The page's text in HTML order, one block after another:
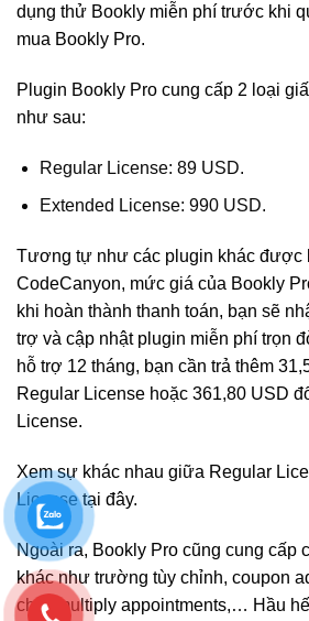
dụng thử Bookly miễn phí trước khi
mua Bookly Pro.
Plugin Bookly Pro cung cấp 2 loại
như sau:
Regular License: 89 USD.
Extended License: 990 USD.
Tương tự như các plugin khác được
CodeCanyon, mức giá của Bookly
khi hoàn thành thanh toán, bạn sẽ
trợ và cập nhật plugin miễn phí trọn
hỗ trợ 12 tháng, bạn cần trả thêm
Regular License hoặc 361,80 USD
License.
Xem sự khác nhau giữa Regular
License tại đây.
Ngoài ra, Bookly Pro cũng cung cấp
khác như trường tùy chỉnh, coupon
chờ, multiply appointments,… Hầu